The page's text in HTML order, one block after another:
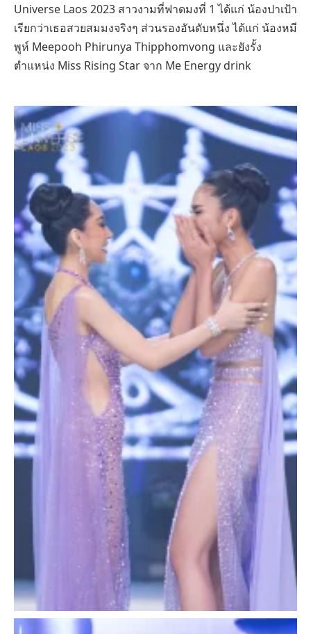
Universe Laos 2023 สาวงามที่ฟาดมงที่ 1 ได้แก่ น้องปาเป้า
เรียกว่าเธอสวยสมมงจริงๆ ส่วนรองอันดับหนึ่ง ได้แก่ น้องหมี
พูห์ Meepooh Phirunya Thipphomvong และยังรั้ง
ตำแหน่ง Miss Rising Star จาก Me Energy drink